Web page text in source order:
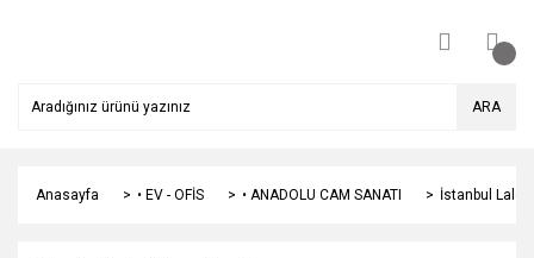
ARA
Anasayfa • EV - OFİS • ANADOLU CAM SANATI İstanbul